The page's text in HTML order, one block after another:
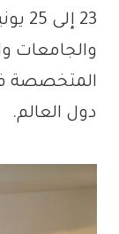
والجامعات
المتخصصة
دول العالم.